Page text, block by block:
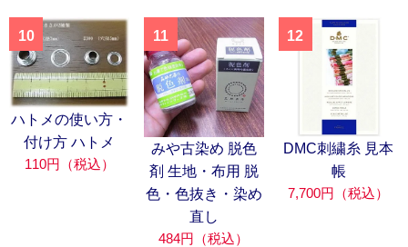
10
ハトメの使い方・
付け方 ハトメ
110円（税込）
11
みや古染め 脱色
剤 生地・布用 脱
色・色抜き・染め
直し
484円（税込）
12
DMC刺繍糸 見本
帳
7,700円（税込）